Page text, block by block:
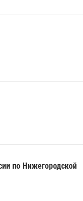
по Нижегородской